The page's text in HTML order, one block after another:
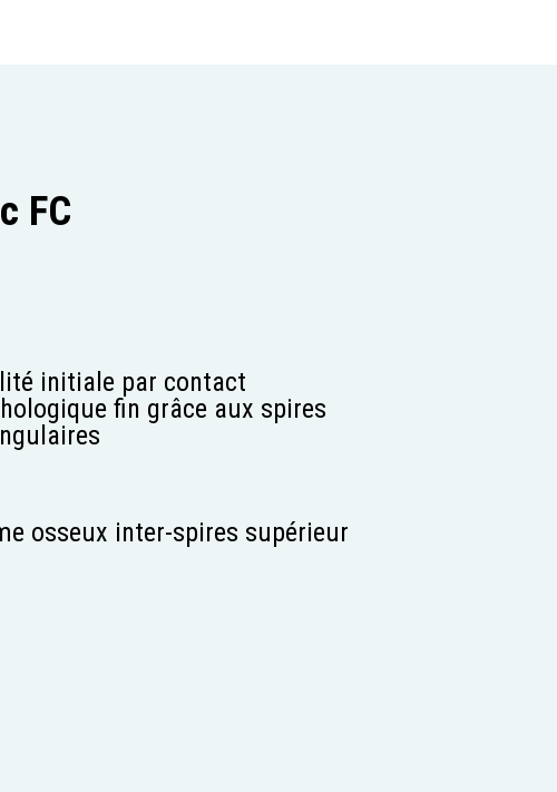
FC
initiale par contact
fin grâce aux spires
osseux inter-spires supérieur